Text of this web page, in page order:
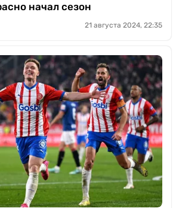
начал сезон
21 августа 2024, 22:35